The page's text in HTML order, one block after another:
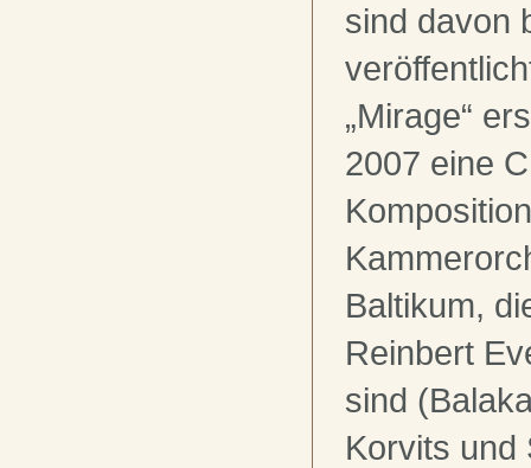
sind davon
„Mirage“
2007 eine
Baltikum,
Reinbert
sind
Korvits und